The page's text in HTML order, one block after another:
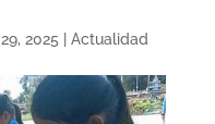
2025 Actualidad